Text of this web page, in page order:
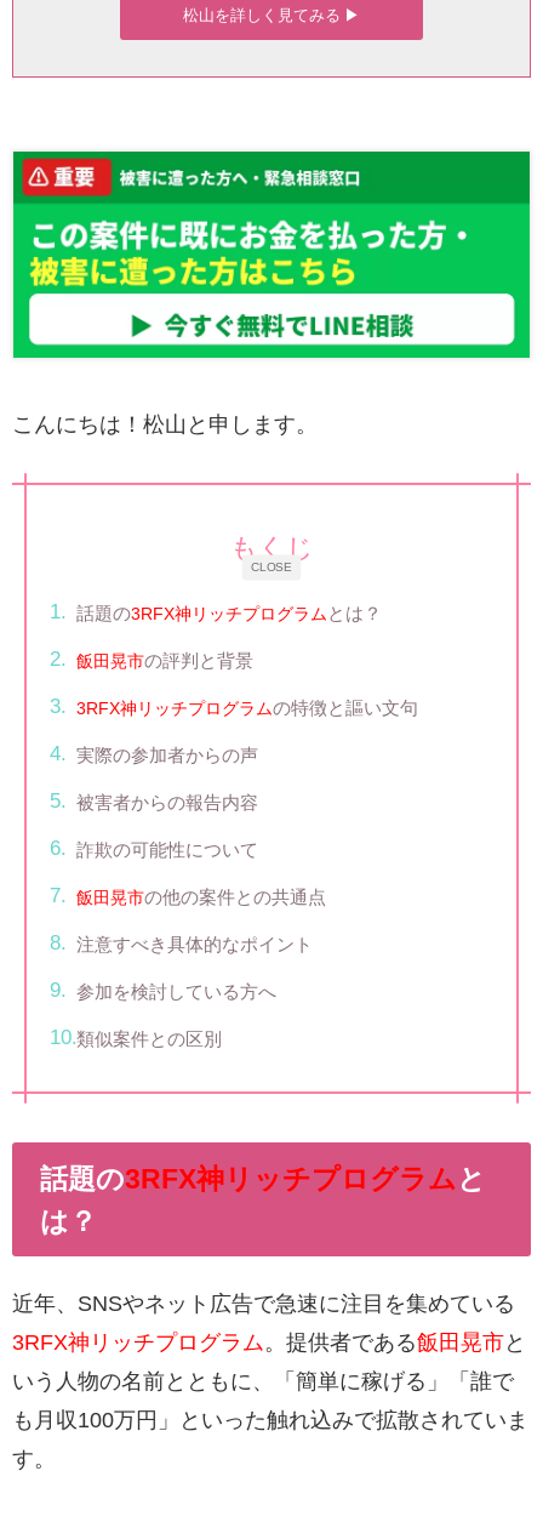
松山を詳しく見てみる ▶︎
こんにちは！松山と申します。
CLOSE
もくじ
話題の3RFX神リッチプログラム とは？
飯田晃市の評判と背景
3RFX神リッチプログラムの特徴と謳い文句
実際の参加者からの声
被害者からの報告内容
詐欺の可能性について
飯田晃市の他の案件との共通点
注意すべき具体的なポイント
参加を検討している方へ
類似案件との区別
話題の3RFX神リッチプログラム と
は？
近年、SNSやネット広告で急速に注目を集めている
3RFX神リッチプログラム 。提供者である飯田晃市と
いう人物の名前とともに、「簡単に稼げる」「誰で
も月収100万円」といった触れ込みで拡散されていま
す。